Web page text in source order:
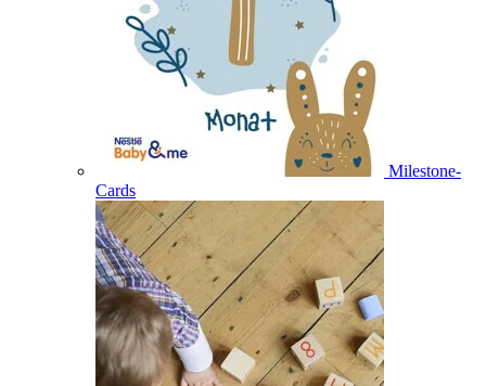
Milestone-
Cards